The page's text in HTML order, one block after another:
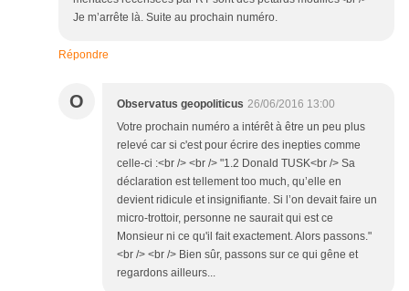
Je m’arrête là. Suite au prochain numéro.
Répondre
O Observatus geopoliticus 26/06/2016 13:00
Votre prochain numéro a intérêt à être un peu plus
relevé car si c'est pour écrire des inepties comme
celle-ci :<br /> <br /> "1.2 Donald TUSK<br /> Sa
déclaration est tellement too much, qu’elle en
devient ridicule et insignifiante. Si l’on devait faire un
micro-trottoir, personne ne saurait qui est ce
Monsieur ni ce qu'il fait exactement. Alors passons."
<br /> <br /> Bien sûr, passons sur ce qui gêne et
regardons ailleurs...